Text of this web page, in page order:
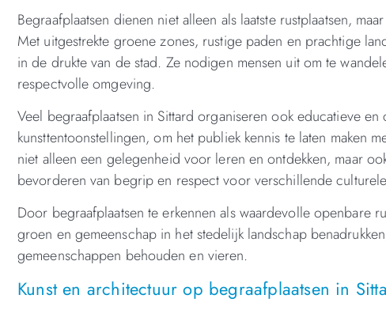
Begraafplaatsen dienen niet alleen als laatste rustplaatsen,
Met uitgestrekte groene zones, rustige paden en prachtige
in de drukte van de stad. Ze nodigen mensen uit om te
respectvolle omgeving.
Veel begraafplaatsen in Sittard organiseren ook educatieve
kunsttentoonstellingen, om het publiek kennis te laten maken
niet alleen een gelegenheid voor leren en ontdekken, maar
bevorderen van begrip en respect voor verschillende
Door begraafplaatsen te erkennen als waardevolle openbare
groen en gemeenschap in het stedelijk landschap
gemeenschappen behouden en vieren.
Kunst en architectuur op begraafplaatsen in